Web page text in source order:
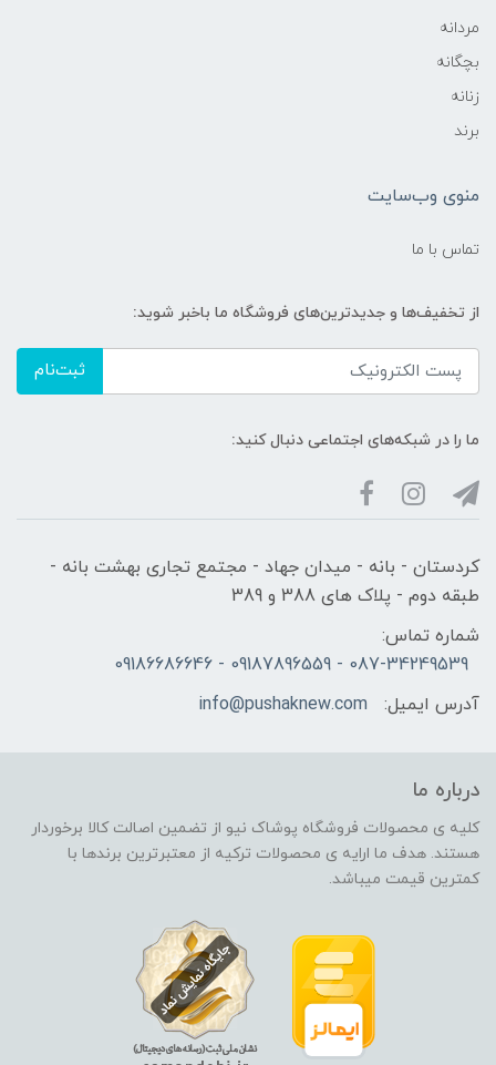
مردانه
بچگانه
زنانه
برند
منوی وب‌سایت
تماس با ما
از تخفیف‌ها و جدیدترین‌های فروشگاه ما باخبر شوید:
ثبت‌نام
ما را در شبکه‌های اجتماعی دنبال کنید:
کردستان - بانه - میدان جهاد - مجتمع تجاری بهشت بانه -
طبقه دوم - پلاک های 388 و 389
شماره تماس:
087-34249539 - 09187896559 - 09186686646
آدرس ایمیل:
info@pushaknew.com
درباره ما
کلیه ی محصولات فروشگاه پوشاک نیو از تضمین اصالت کالا برخوردار
هستند. هدف ما ارایه ی محصولات ترکیه از معتبرترین برندها با
کمترین قیمت میباشد.